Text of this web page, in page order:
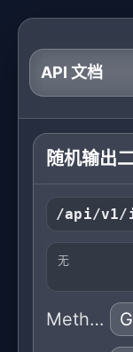
API 文档
随机输出
/api/v1/
无
Method